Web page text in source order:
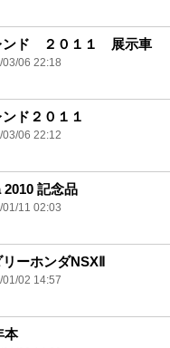
ンド ２０１１ 展示車
03/06 22:18
ド２０１１
03/06 22:12
記念品
01/11 02:03
ーホンダNSXⅡ
01/02 14:57
本